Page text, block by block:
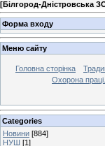
[Білгород-Дністровська
Форма входу
Меню сайту
Головна сторінка
Охорона
Categories
Новини [884]
НУШ [1]